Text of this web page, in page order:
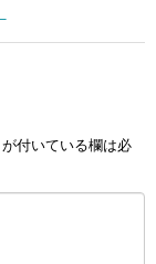
が付いている欄は必